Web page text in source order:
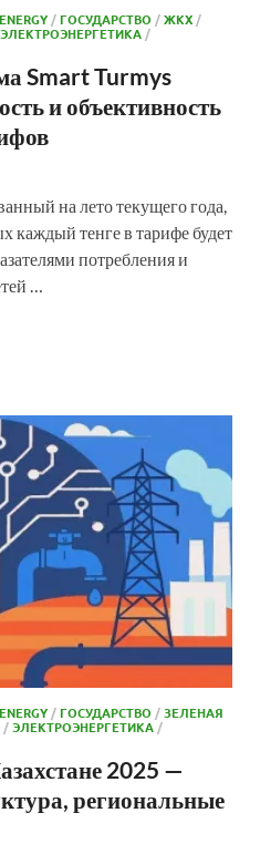
/ГОСУДАРСТВО /ЖКХ /
ЭЛЕКТРОЭНЕРГЕТИКА /
Smart Turmys
и объективность
на лето текущего года,
каждый тенге в тарифе будет
потребления и
…
/ГОСУДАРСТВО /ЗЕЛЕНАЯ
/ЭЛЕКТРОЭНЕРГЕТИКА /
2025 —
региональные